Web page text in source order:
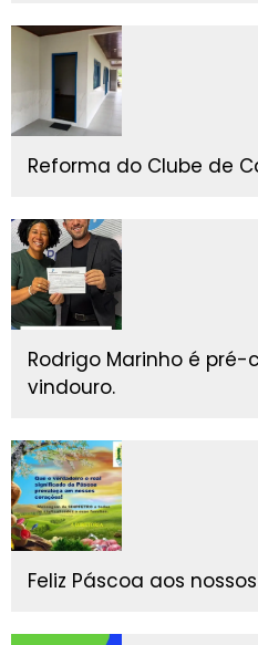
Reforma do Clube de
Rodrigo Marinho é
vindouro.
Feliz Páscoa aos